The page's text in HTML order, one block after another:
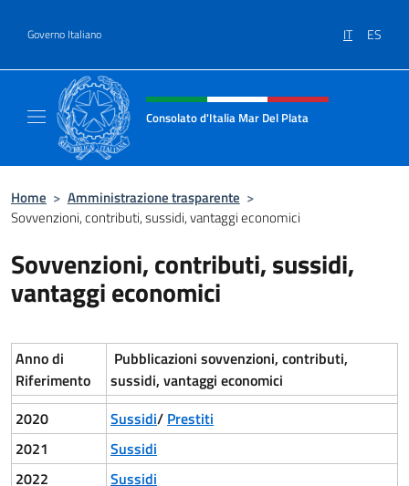
Governo Italiano IT ES
Intestazione sito, social e menù
Consolato d'Italia Mar Del Plata
Home > Amministrazione trasparente >
Sovvenzioni, contributi, sussidi, vantaggi economici
Sovvenzioni, contributi, sussidi,
vantaggi economici
Anno di
Riferimento
Pubblicazioni sovvenzioni, contributi,
sussidi, vantaggi economici
2020
Sussidi/ Prestiti
2021
Sussidi
2022
Sussidi